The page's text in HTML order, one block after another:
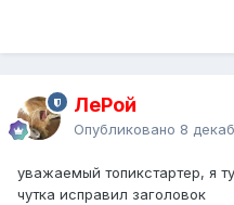
ЛеРой
Опубликовано 8
уважаемый топикстартер, я
чутка исправил заголовок